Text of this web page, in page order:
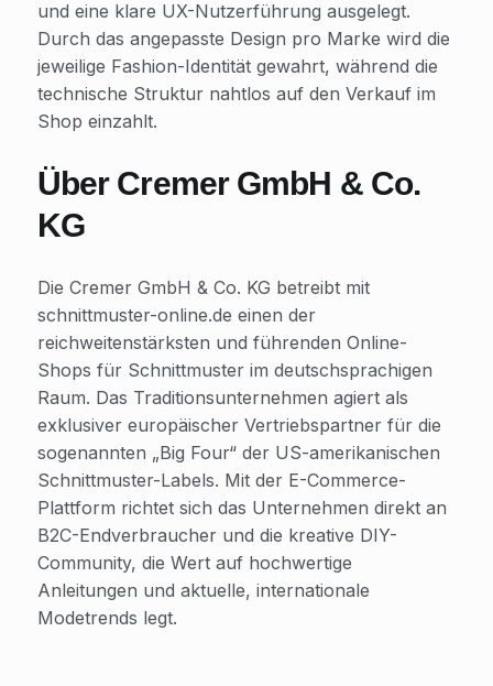
und eine klare UX-Nutzerführung ausgelegt.
Durch das angepasste Design pro Marke wird die
jeweilige Fashion-Identität gewahrt, während die
technische Struktur nahtlos auf den Verkauf im
Shop einzahlt.
Über Cremer GmbH & Co.
KG
Die Cremer GmbH & Co. KG betreibt mit
schnittmuster-online.de einen der
reichweitenstärksten und führenden Online-
Shops für Schnittmuster im deutschsprachigen
Raum. Das Traditionsunternehmen agiert als
exklusiver europäischer Vertriebspartner für die
sogenannten „Big Four“ der US-amerikanischen
Schnittmuster-Labels. Mit der E-Commerce-
Plattform richtet sich das Unternehmen direkt an
B2C-Endverbraucher und die kreative DIY-
Community, die Wert auf hochwertige
Anleitungen und aktuelle, internationale
Modetrends legt.